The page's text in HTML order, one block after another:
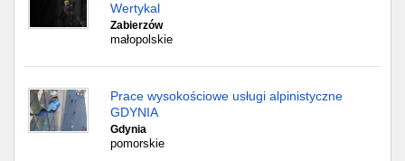
Wertykal
Zabierzów
małopolskie
Prace wysokościowe usługi alpinistyczne
GDYNIA
Gdynia
pomorskie